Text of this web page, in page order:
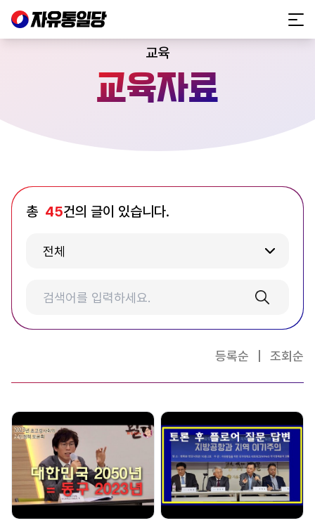
교육
교육자료
총 45건의 글이 있습니다.
전체
등록순 조회순